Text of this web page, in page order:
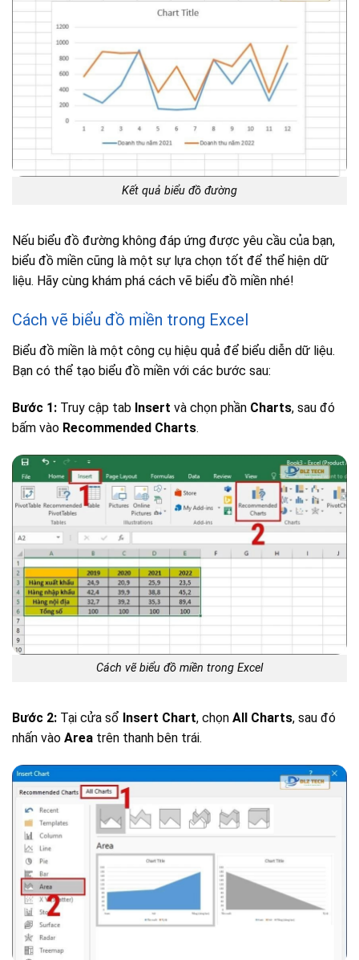
Kết quả biểu đồ đường
Nếu biểu đồ đường không đáp ứng được yêu cầu của bạn,
biểu đồ miền cũng là một sự lựa chọn tốt để thể hiện dữ
liệu. Hãy cùng khám phá cách vẽ biểu đồ miền nhé!
Cách vẽ biểu đồ miền trong Excel
Biểu đồ miền là một công cụ hiệu quả để biểu diễn dữ liệu.
Bạn có thể tạo biểu đồ miền với các bước sau:
Bước 1: Truy cập tab Insert và chọn phần Charts, sau đó
bấm vào Recommended Charts.
Cách vẽ biểu đồ miền trong Excel
Bước 2: Tại cửa sổ Insert Chart, chọn All Charts, sau đó
nhấn vào Area trên thanh bên trái.